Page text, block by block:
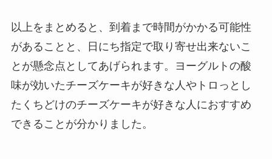
以上をまとめると、到着まで時間がかかる可能性
があることと、日にち指定で取り寄せ出来ないこ
とが懸念点としてあげられます。ヨーグルトの酸
味が効いたチーズケーキが好きな人やトロっとし
たくちどけのチーズケーキが好きな人におすすめ
できることが分かりました。